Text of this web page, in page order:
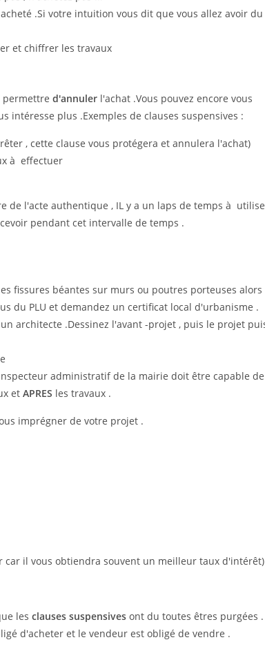
.Si votre intuition vous dit que vous allez avoir du
et chiffrer les travaux
permettre d'annuler l'achat .Vous pouvez encore vous
intéresse plus .Exemples de clauses suspensives :
, cette clause vous protégera et annulera l'achat)
à effectuer
de l'acte authentique , IL y a un laps de temps à
pendant cet intervalle de temps .
fissures béantes sur murs ou poutres porteuses alors
du PLU et demandez un certificat local d'urbanisme .
architecte .Dessinez l'avant -projet , puis le projet
administratif de la mairie doit être capable de
et APRES les travaux .
imprégner de votre projet .
il vous obtiendra souvent un meilleur taux d'intérêt)
les clauses suspensives ont du toutes êtres purgées .
d'acheter et le vendeur est obligé de vendre .